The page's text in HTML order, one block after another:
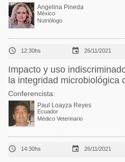
Angelina Pineda
México
Nutriólogo
 12:30hs  26/11/2021
Impacto y uso
la integridad microbiológica
Conferencista:
Paul Loayza Reyes
Ecuador
Médico Veterinario
 14:30hs  26/11/2021